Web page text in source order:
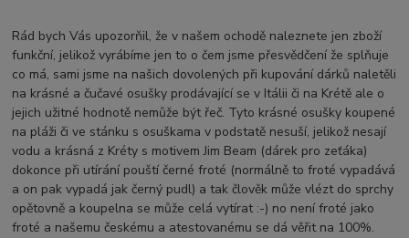
Rád bych Vás upozorňil, že v našem ochodě naleznete jen zboží
funkční, jelikož vyrábíme jen to o čem jsme přesvědčení že splňuje
co má, sami jsme na našich dovolených při kupování dárků naletěli
na krásné a čučavé osušky prodávající se v Itálii či na Krétě ale o
jejich užitné hodnotě nemůže být řeč. Tyto krásné osušky koupené
na pláži či ve stánku s osuškama v podstatě nesuší, jelikož nesají
vodu a krásná z Kréty s motivem Jim Beam (dárek pro zeťáka)
dokonce při utírání pouští černé froté (normálně to froté vypadává
a on pak vypadá jak černý pudl) a tak člověk může vlézt do sprchy
opětovně a koupelna se může celá vytírat :-) no není froté jako
froté a našemu českému a atestovanému se dá věřit na 100%.